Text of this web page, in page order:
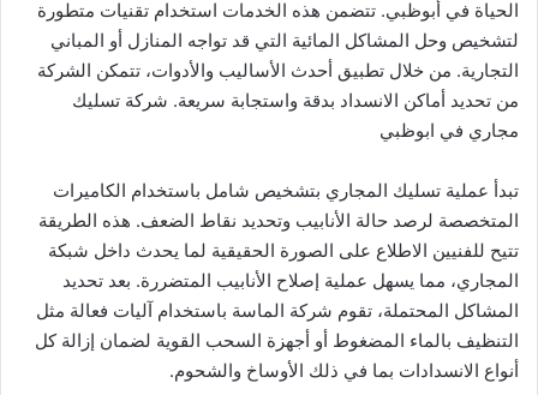
الحياة في أبوظبي. تتضمن هذه الخدمات استخدام تقنيات متطورة
لتشخيص وحل المشاكل المائية التي قد تواجه المنازل أو المباني
التجارية. من خلال تطبيق أحدث الأساليب والأدوات، تتمكن الشركة
من تحديد أماكن الانسداد بدقة واستجابة سريعة. شركة تسليك
مجاري في ابوظبي
تبدأ عملية تسليك المجاري بتشخيص شامل باستخدام الكاميرات
المتخصصة لرصد حالة الأنابيب وتحديد نقاط الضعف. هذه الطريقة
تتيح للفنيين الاطلاع على الصورة الحقيقية لما يحدث داخل شبكة
المجاري، مما يسهل عملية إصلاح الأنابيب المتضررة. بعد تحديد
المشاكل المحتملة، تقوم شركة الماسة باستخدام آليات فعالة مثل
التنظيف بالماء المضغوط أو أجهزة السحب القوية لضمان إزالة كل
أنواع الانسدادات بما في ذلك الأوساخ والشحوم.